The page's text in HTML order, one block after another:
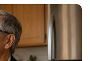
രൂപ
രൂപ